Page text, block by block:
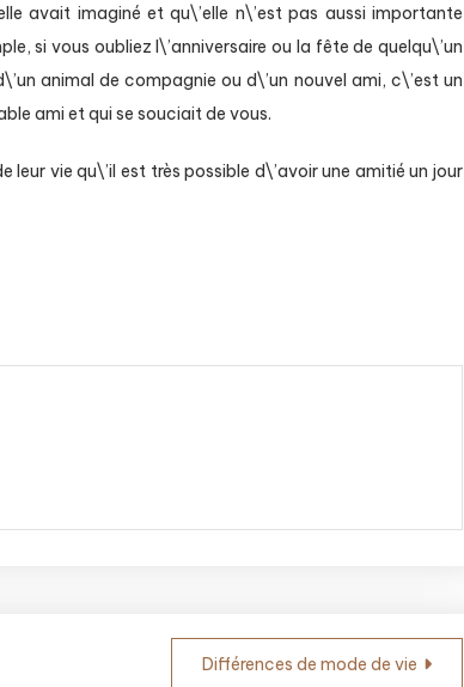
avait imaginé et qu\’elle n\’est pas aussi importante
si vous oubliez l\’anniversaire ou la fête de quelqu\’un
animal de compagnie ou d\’un nouvel ami, c\’est un
ami et qui se souciait de vous.
vie qu\’il est très possible d\’avoir une amitié un jour
Différences de mode de vie